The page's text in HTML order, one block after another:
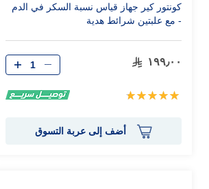
كونتور كير جهاز قياس نسبة السكر في الدم
- مع علبتين شرائط هدية
١٩٩٫٠٠
تقييم:
الكمية
أضف إلى عربة التسوق